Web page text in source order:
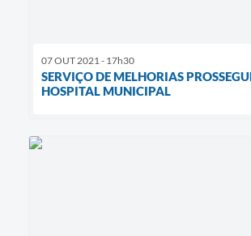
07 OUT 2021 - 17h30
SERVIÇO DE MELHORIAS
HOSPITAL MUNICIPAL